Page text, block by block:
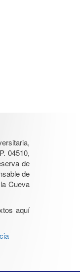
04510,
de
de
Cueva
aquí